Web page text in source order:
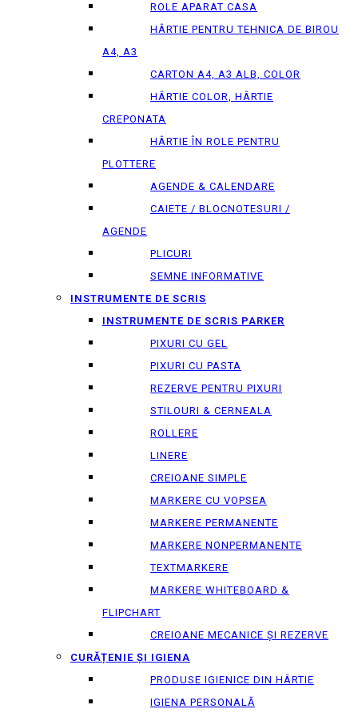
ROLE APARAT CASA
HÂRTIE PENTRU TEHNICA DE BIROU
A4, A3
CARTON A4, A3 ALB, COLOR
HÂRTIE COLOR, HÂRTIE
CREPONATA
HÂRTIE ÎN ROLE PENTRU
PLOTTERE
AGENDE & CALENDARE
CAIETE / BLOCNOTESURI /
AGENDE
PLICURI
SEMNE INFORMATIVE
INSTRUMENTE DE SCRIS
INSTRUMENTE DE SCRIS PARKER
PIXURI CU GEL
PIXURI CU PASTA
REZERVE PENTRU PIXURI
STILOURI & СERNEALA
ROLLERE
LINERE
CREIOANE SIMPLE
MARKERE CU VOPSEA
MARKERE PERMANENTE
MARKERE NONPERMANENTE
TEXTMARKERE
MARKERE WHITEBOARD &
FLIPCHART
CREIOANE MECANICE ȘI REZERVE
CURĂȚENIE ȘI IGIENA
PRODUSE IGIENICE DIN HÂRTIE
IGIENA PERSONALĂ